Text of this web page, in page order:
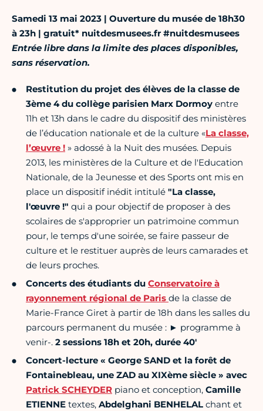
Samedi 13 mai 2023 | Ouverture du musée de 18h30
à 23h | gratuit* nuitdesmusees.fr #nuitdesmusees
Entrée libre dans la limite des places disponibles,
sans réservation.
Restitution du projet des élèves de la classe de
3ème 4 du collège parisien Marx Dormoy entre
11h et 13h dans le cadre du dispositif des ministères
de l’éducation nationale et de la culture «La classe,
l’œuvre ! » adossé à la Nuit des musées. Depuis
2013, les ministères de la Culture et de l'Education
Nationale, de la Jeunesse et des Sports ont mis en
place un dispositif inédit intitulé "La classe,
l'œuvre !" qui a pour objectif de proposer à des
scolaires de s'approprier un patrimoine commun
pour, le temps d'une soirée, se faire passeur de
culture et le restituer auprès de leurs camarades et
de leurs proches.
Concerts des étudiants du Conservatoire à
rayonnement régional de Paris de la classe de
Marie-France Giret à partir de 18h dans les salles du
parcours permanent du musée : ► programme à
venir-. 2 sessions 18h et 20h, durée 40'
Concert-lecture « George SAND et la forêt de
Fontainebleau, une ZAD au XIXème siècle » avec
Patrick SCHEYDER piano et conception, Camille
ETIENNE textes, Abdelghani BENHELAL chant et